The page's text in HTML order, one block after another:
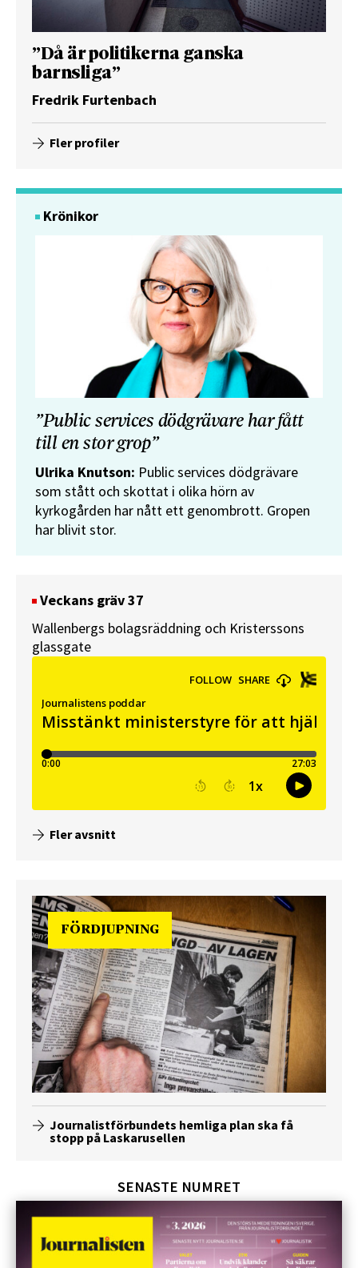
”Då är politikerna ganska
barnsliga”
Fredrik Furtenbach
Fler profiler
Krönikor
”Public services dödgrävare har fått
till en stor grop”
Ulrika Knutson: Public services dödgrävare
som stått och skottat i olika hörn av
kyrkogården har nått ett genombrott. Gropen
har blivit stor.
Veckans gräv 37
Wallenbergs bolagsräddning och Kristerssons
glassgate
Fler avsnitt
FÖRDJUPNING
Journalistförbundets hemliga plan ska få
stopp på Laskarusellen
SENASTE NUMRET